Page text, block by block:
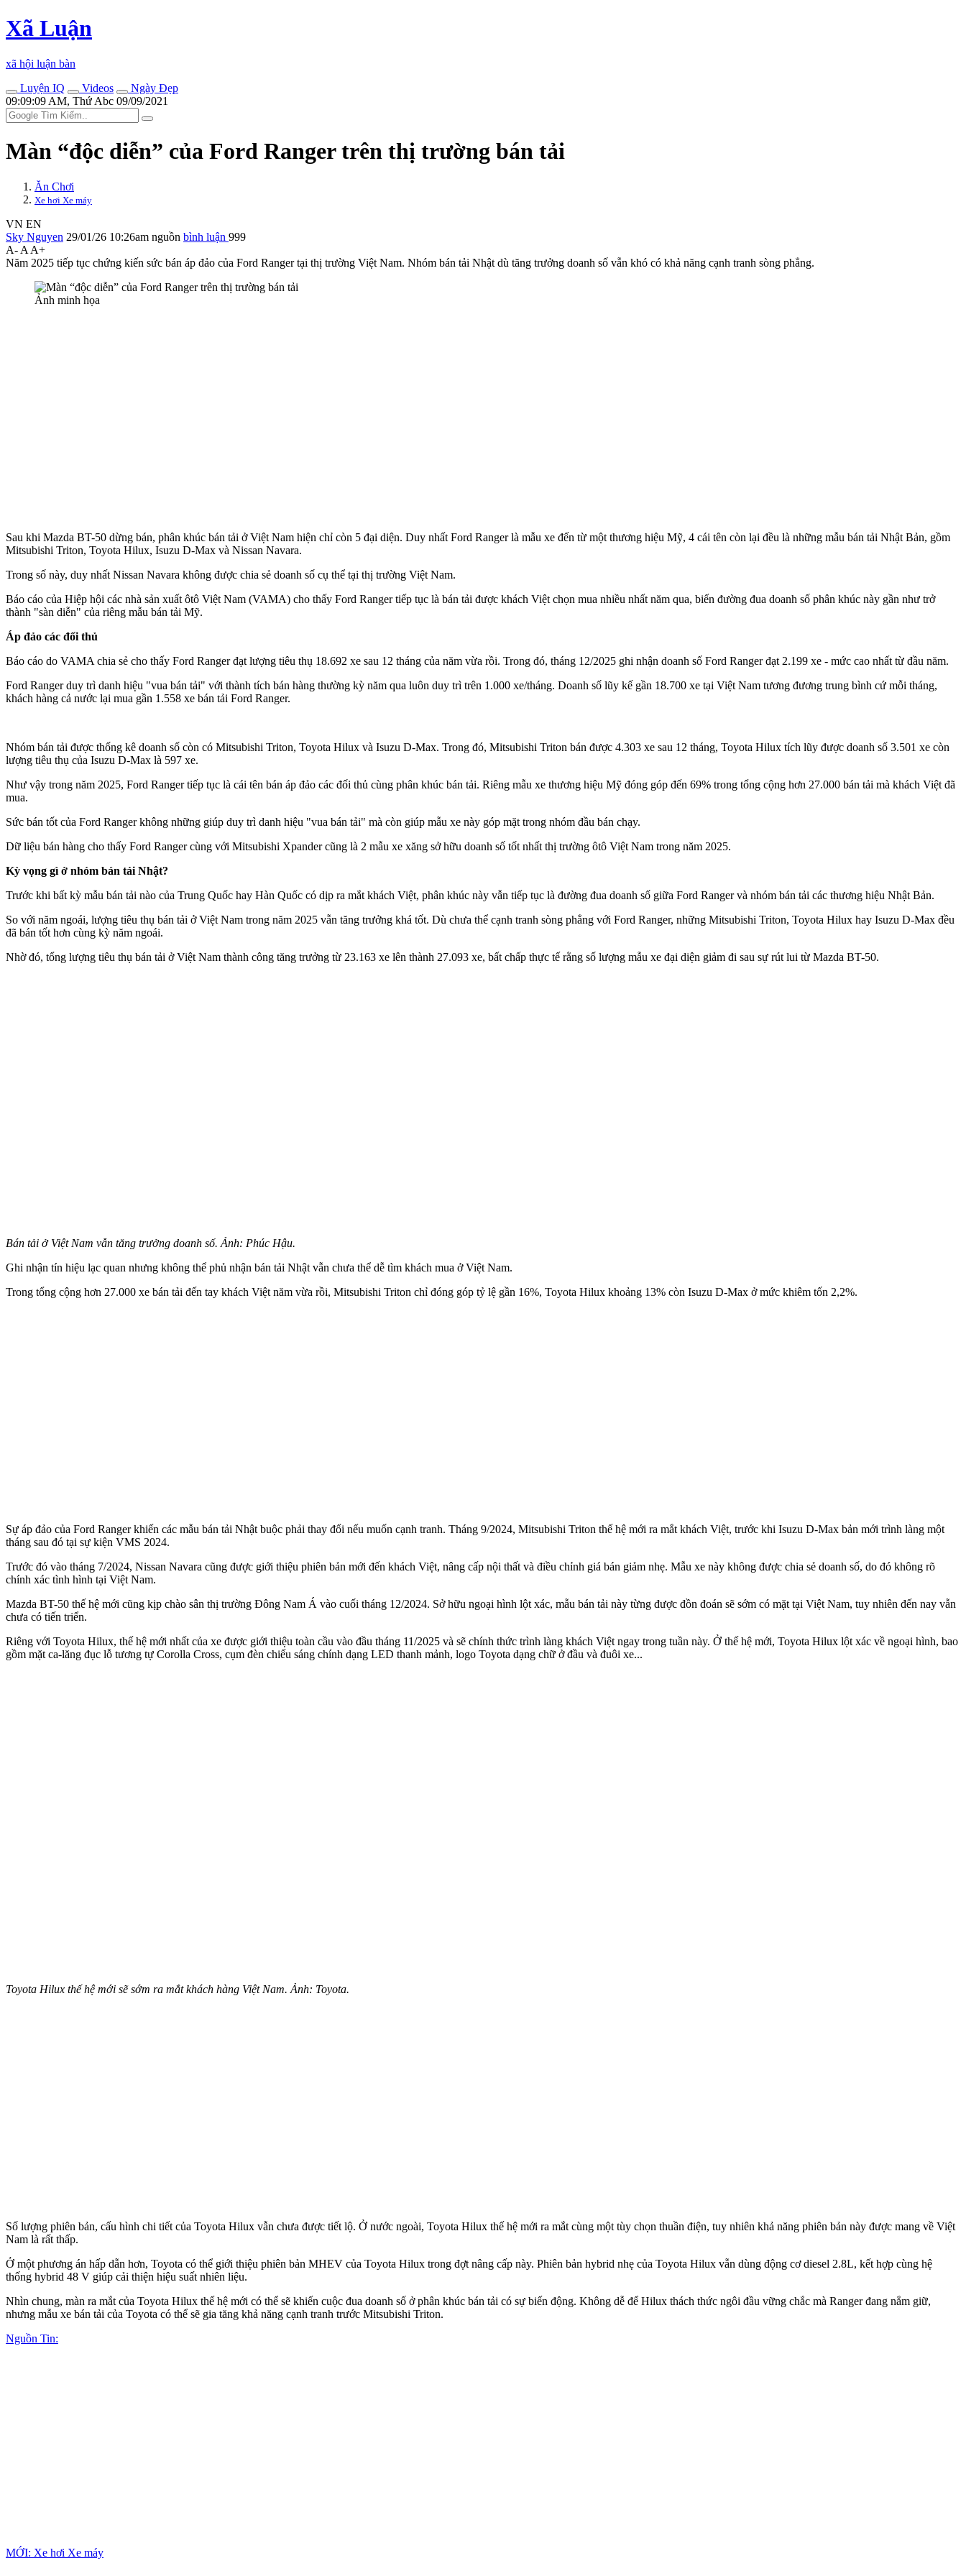
Xã Luận
xã hội luận bàn
Luyện IQ
Videos
Ngày Đẹp
09:09:09 AM, Thứ Abc 09/09/2021
Màn “độc diễn” của Ford Ranger trên thị trường bán tải
Ăn Chơi
Xe hơi Xe máy
VN EN
Sky Nguyen 29/01/26 10:26am nguồn bình luận 999
A- A A+
Năm 2025 tiếp tục chứng kiến sức bán áp đảo của Ford Ranger tại thị trường Việt Nam. Nhóm bán tải Nhật dù tăng trưởng doanh số vẫn khó có khả năng cạnh tranh sòng phẳng.
Ảnh minh họa
Sau khi Mazda BT-50 dừng bán, phân khúc bán tải ở Việt Nam hiện chỉ còn 5 đại diện. Duy nhất Ford Ranger là mẫu xe đến từ một thương hiệu Mỹ, 4 cái tên còn lại đều là những mẫu bán tải Nhật Bản, gồm
Mitsubishi Triton, Toyota Hilux, Isuzu D-Max và Nissan Navara.
Trong số này, duy nhất Nissan Navara không được chia sẻ doanh số cụ thể tại thị trường Việt Nam.
Báo cáo của Hiệp hội các nhà sản xuất ôtô Việt Nam (VAMA) cho thấy Ford Ranger tiếp tục là bán tải được khách Việt chọn mua nhiều nhất năm qua, biến đường đua doanh số phân khúc này gần như trở
thành "sàn diễn" của riêng mẫu bán tải Mỹ.
Áp đảo các đối thủ
Báo cáo do VAMA chia sẻ cho thấy Ford Ranger đạt lượng tiêu thụ 18.692 xe sau 12 tháng của năm vừa rồi. Trong đó, tháng 12/2025 ghi nhận doanh số Ford Ranger đạt 2.199 xe - mức cao nhất từ đầu năm.
Ford Ranger duy trì danh hiệu "vua bán tải" với thành tích bán hàng thường kỳ năm qua luôn duy trì trên 1.000 xe/tháng. Doanh số lũy kế gần 18.700 xe tại Việt Nam tương đương trung bình cứ mỗi tháng,
khách hàng cả nước lại mua gần 1.558 xe bán tải Ford Ranger.
Nhóm bán tải được thống kê doanh số còn có Mitsubishi Triton, Toyota Hilux và Isuzu D-Max. Trong đó, Mitsubishi Triton bán được 4.303 xe sau 12 tháng, Toyota Hilux tích lũy được doanh số 3.501 xe còn
lượng tiêu thụ của Isuzu D-Max là 597 xe.
Như vậy trong năm 2025, Ford Ranger tiếp tục là cái tên bán áp đảo các đối thủ cùng phân khúc bán tải. Riêng mẫu xe thương hiệu Mỹ đóng góp đến 69% trong tổng cộng hơn 27.000 bán tải mà khách Việt đã
mua.
Sức bán tốt của Ford Ranger không những giúp duy trì danh hiệu "vua bán tải" mà còn giúp mẫu xe này góp mặt trong nhóm đầu bán chạy.
Dữ liệu bán hàng cho thấy Ford Ranger cùng với Mitsubishi Xpander cũng là 2 mẫu xe xăng sở hữu doanh số tốt nhất thị trường ôtô Việt Nam trong năm 2025.
Kỳ vọng gì ở nhóm bán tải Nhật?
Trước khi bất kỳ mẫu bán tải nào của Trung Quốc hay Hàn Quốc có dịp ra mắt khách Việt, phân khúc này vẫn tiếp tục là đường đua doanh số giữa Ford Ranger và nhóm bán tải các thương hiệu Nhật Bản.
So với năm ngoái, lượng tiêu thụ bán tải ở Việt Nam trong năm 2025 vẫn tăng trưởng khá tốt. Dù chưa thể cạnh tranh sòng phẳng với Ford Ranger, những Mitsubishi Triton, Toyota Hilux hay Isuzu D-Max đều
đã bán tốt hơn cùng kỳ năm ngoái.
Nhờ đó, tổng lượng tiêu thụ bán tải ở Việt Nam thành công tăng trưởng từ 23.163 xe lên thành 27.093 xe, bất chấp thực tế rằng số lượng mẫu xe đại diện giảm đi sau sự rút lui từ Mazda BT-50.
Bán tải ở Việt Nam vẫn tăng trưởng doanh số. Ảnh: Phúc Hậu.
Ghi nhận tín hiệu lạc quan nhưng không thể phủ nhận bán tải Nhật vẫn chưa thể dễ tìm khách mua ở Việt Nam.
Trong tổng cộng hơn 27.000 xe bán tải đến tay khách Việt năm vừa rồi, Mitsubishi Triton chỉ đóng góp tỷ lệ gần 16%, Toyota Hilux khoảng 13% còn Isuzu D-Max ở mức khiêm tốn 2,2%.
Sự áp đảo của Ford Ranger khiến các mẫu bán tải Nhật buộc phải thay đổi nếu muốn cạnh tranh. Tháng 9/2024, Mitsubishi Triton thế hệ mới ra mắt khách Việt, trước khi Isuzu D-Max bản mới trình làng một
tháng sau đó tại sự kiện VMS 2024.
Trước đó vào tháng 7/2024, Nissan Navara cũng được giới thiệu phiên bản mới đến khách Việt, nâng cấp nội thất và điều chỉnh giá bán giảm nhẹ. Mẫu xe này không được chia sẻ doanh số, do đó không rõ
chính xác tình hình tại Việt Nam.
Mazda BT-50 thế hệ mới cũng kịp chào sân thị trường Đông Nam Á vào cuối tháng 12/2024. Sở hữu ngoại hình lột xác, mẫu bán tải này từng được đồn đoán sẽ sớm có mặt tại Việt Nam, tuy nhiên đến nay vẫn
chưa có tiến triển.
Riêng với Toyota Hilux, thế hệ mới nhất của xe được giới thiệu toàn cầu vào đầu tháng 11/2025 và sẽ chính thức trình làng khách Việt ngay trong tuần này. Ở thế hệ mới, Toyota Hilux lột xác về ngoại hình, bao
gồm mặt ca-lăng đục lỗ tương tự Corolla Cross, cụm đèn chiếu sáng chính dạng LED thanh mảnh, logo Toyota dạng chữ ở đầu và đuôi xe...
Toyota Hilux thế hệ mới sẽ sớm ra mắt khách hàng Việt Nam. Ảnh: Toyota.
Số lượng phiên bản, cấu hình chi tiết của Toyota Hilux vẫn chưa được tiết lộ. Ở nước ngoài, Toyota Hilux thế hệ mới ra mắt cùng một tùy chọn thuần điện, tuy nhiên khả năng phiên bản này được mang về Việt
Nam là rất thấp.
Ở một phương án hấp dẫn hơn, Toyota có thể giới thiệu phiên bản MHEV của Toyota Hilux trong đợt nâng cấp này. Phiên bản hybrid nhẹ của Toyota Hilux vẫn dùng động cơ di‌esel 2.8L, kết hợp cùng hệ
thống hybrid 48 V giúp cải thiện hiệu suất nhiên liệu.
Nhìn chung, màn ra mắt của Toyota Hilux thế hệ mới có thể sẽ khiến cuộc đua doanh số ở phân khúc bán tải có sự biến động. Không dễ để Hilux thách thức ngôi đầu vững chắc mà Ranger đang nắm giữ,
nhưng mẫu xe bán tải của Toyota có thể sẽ gia tăng khả năng cạnh tranh trước Mitsubishi Triton.
Nguồn Tin:
MỚI: Xe hơi Xe máy